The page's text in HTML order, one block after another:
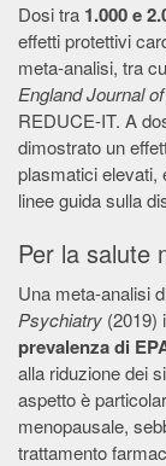
Dosi tra 1.000 e
effetti protettivi
meta-analisi, tra
England Journal
REDUCE-IT. A
dimostrato un
plasmatici elevati,
linee guida sulla
Per la salute
Una meta-analisi
Psychiatry (2019)
prevalenza di
alla riduzione dei
aspetto è
menopausale,
trattamento